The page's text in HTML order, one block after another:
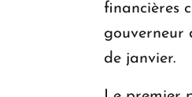
financières
gouverneur
de janvier.